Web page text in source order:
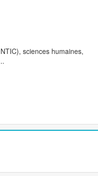
sciences humaines,